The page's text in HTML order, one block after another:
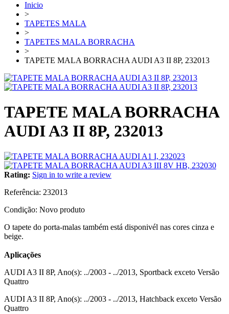
Inicio
>
TAPETES MALA
>
TAPETES MALA BORRACHA
>
TAPETE MALA BORRACHA AUDI A3 II 8P, 232013
TAPETE MALA BORRACHA
AUDI A3 II 8P, 232013
Rating: Sign in to write a review
Referência: 232013
Condição: Novo produto
O tapete do porta-malas também está disponivél nas cores cinza e
beige.
Aplicações
AUDI A3 II 8P, Ano(s): ../2003 - ../2013, Sportback exceto Versão
Quattro
AUDI A3 II 8P, Ano(s): ../2003 - ../2013, Hatchback exceto Versão
Quattro